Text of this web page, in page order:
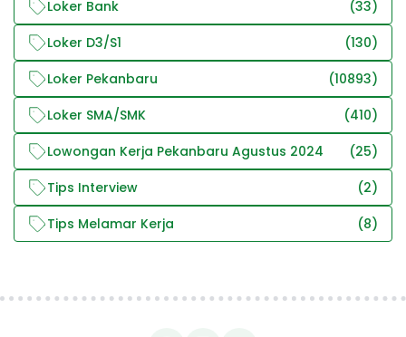
Loker Bank
(33)
Loker D3/S1
(130)
Loker Pekanbaru
(10893)
Loker SMA/SMK
(410)
Lowongan Kerja Pekanbaru Agustus 2024
(25)
Tips Interview
(2)
Tips Melamar Kerja
(8)